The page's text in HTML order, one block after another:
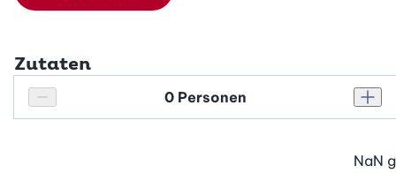
Zutaten
Personenanzahl verringern
Personenanzahl
NaN g